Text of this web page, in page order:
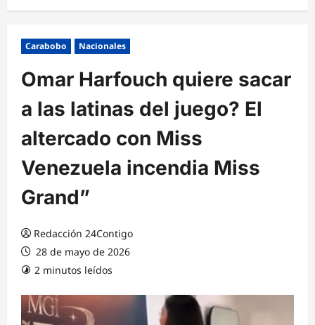
Carabobo Nacionales
Omar Harfouch quiere sacar
a las latinas del juego? El
altercado con Miss
Venezuela incendia Miss
Grand”
Redacción 24Contigo
28 de mayo de 2026
2 minutos leídos